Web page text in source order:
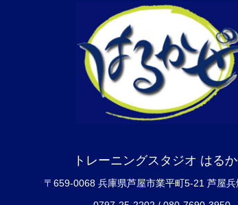
トレーニングスタジオ はる
〒659-0068 兵庫県芦屋市業平町5-21 芦屋